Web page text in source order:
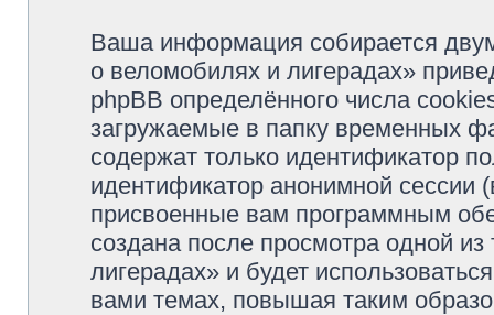
Ваша информация собирается
о веломобилях и лигерадах»
phpBB определённого числа
загружаемые в папку временных
содержат только идентификатор
идентификатор анонимной сессии
присвоенные вам программным
создана после просмотра одной
лигерадах» и будет
вами темах, повышая таким